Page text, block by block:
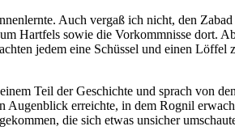
Auch vergaß ich nicht, den
Hartfels sowie die Vorkommnisse dort.
jedem eine Schüssel und einen
Teil der Geschichte und sprach von
erreichte, in dem Rognil
die sich etwas unsicher